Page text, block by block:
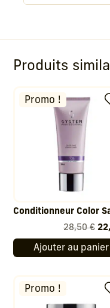
Produits
Promo !
Conditionneur Color
28,50€ Le
Ajouter au panier
Promo !